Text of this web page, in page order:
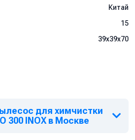
Китай
15
39х39х70
для химчистки
300 INOX в Москве